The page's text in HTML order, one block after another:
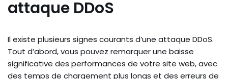
attaque DDoS
Il existe plusieurs signes courants d’une attaque DDoS.
Tout d’abord, vous pouvez remarquer une baisse
significative des performances de votre site web, avec
des temps de chargement plus longs et des erreurs de